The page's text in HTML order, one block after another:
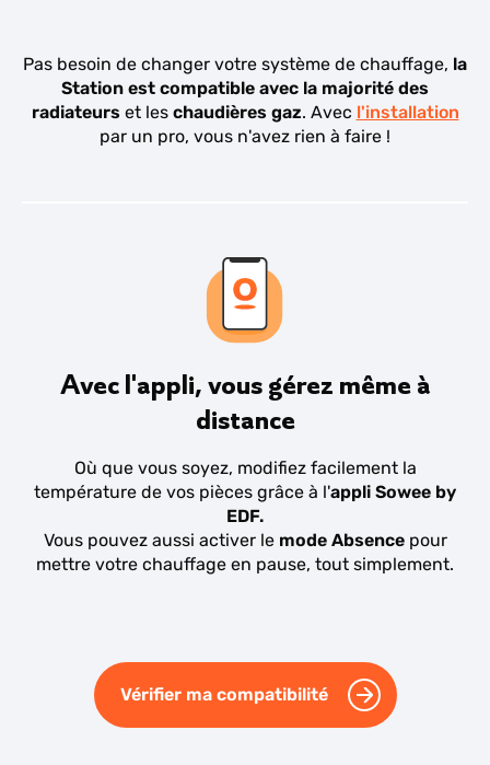
Pas besoin de changer votre système de chauffage, la
Station est compatible avec la majorité des
radiateurset les chaudières gaz. Avec l'installation
par un pro, vous n'avez rien à faire !
Avec l'appli, vous gérez même à
distance
Où que vous soyez, modifiez facilement la
température de vos pièces grâce à l'appli Sowee by
EDF.
Vous pouvez aussi activer le mode Absencepour
mettre votre chauffage en pause, tout simplement.
Vérifier ma compatibilité